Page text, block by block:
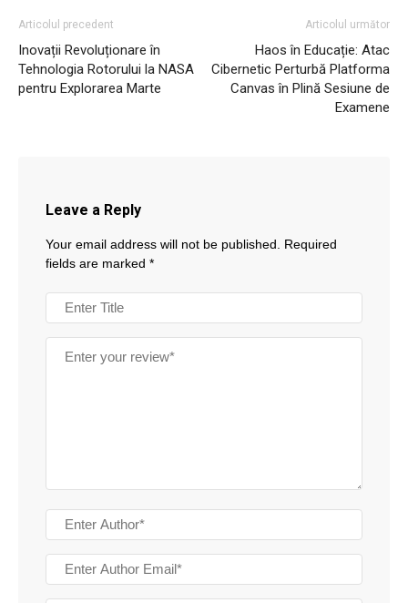
Articolul precedent
Inovații Revoluționare în
Tehnologia Rotorului la NASA
pentru Explorarea Marte
Articolul următor
Haos în Educație: Atac
Cibernetic Perturbă Platforma
Canvas în Plină Sesiune de
Examene
Leave a Reply
Your email address will not be published.
Required
fields are marked *